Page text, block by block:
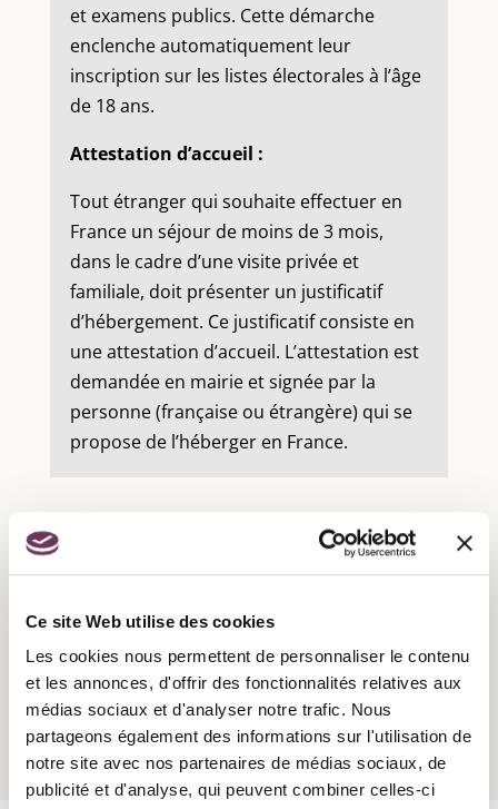
Ce site Web utilise des cookies
Les cookies nous permettent de personnaliser le contenu
et les annonces, d'offrir des fonctionnalités relatives aux
médias sociaux et d'analyser notre trafic. Nous
partageons également des informations sur l'utilisation de
notre site avec nos partenaires de médias sociaux, de
publicité et d'analyse, qui peuvent combiner celles-ci
et examens publics. Cette démarche
enclenche automatiquement leur
inscription sur les listes électorales à l’âge
de 18 ans.
Attestation d’accueil :
Tout étranger qui souhaite effectuer en
France un séjour de moins de 3 mois,
dans le cadre d’une visite privée et
familiale, doit présenter un justificatif
d’hébergement. Ce justificatif consiste en
une attestation d’accueil. L’attestation est
demandée en mairie et signée par la
personne (française ou étrangère) qui se
propose de l’héberger en France.
Recensement militaire :
Attestation d'accueil :